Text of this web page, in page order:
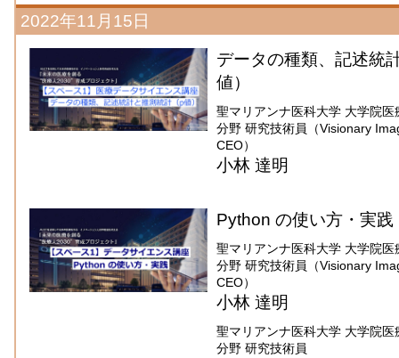
2022年11月15日
データの種類、記述統
値）
聖マリアンナ医科大学 大学院
分野 研究技術員（Visionary
CEO）
小林 達明
Python の使い方・実践
聖マリアンナ医科大学 大学院
分野 研究技術員（Visionary
CEO）
小林 達明
聖マリアンナ医科大学 大学院
分野 研究技術員